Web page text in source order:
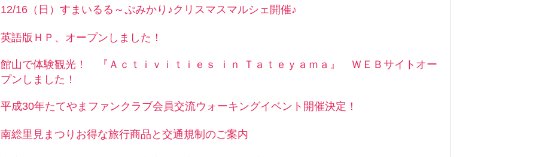
12/16（日）すまいるる～ぷみかり♪クリスマスマルシェ開催♪
英語版ＨＰ、オープンしました！
館山で体験観光！ 『Ａｃｔｉｖｉｔｉｅｓ ｉｎ Ｔａｔｅｙａｍａ』 ＷＥＢサイトオー
プンしました！
平成30年たてやまファンクラブ会員交流ウォーキングイベント開催決定！
南総里見まつりお得な旅行商品と交通規制のご案内